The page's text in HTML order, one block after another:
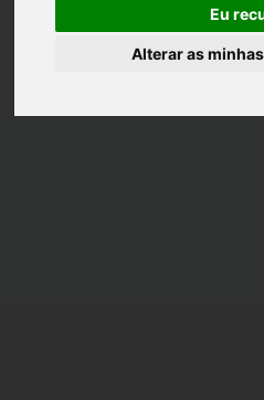
Eu
Alterar as